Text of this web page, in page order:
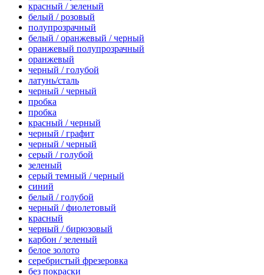
красный / зеленый
белый / розовый
полупрозрачный
белый / оранжевый / черный
оранжевый полупрозрачный
оранжевый
черный / голубой
латунь/сталь
черный / черный
пробка
пробка
красный / черный
черный / графит
черный / черный
серый / голубой
зеленый
серый темный / черный
синий
белый / голубой
черный / фиолетовый
красный
черный / бирюзовый
карбон / зеленый
белое золото
серебристый фрезеровка
без покраски